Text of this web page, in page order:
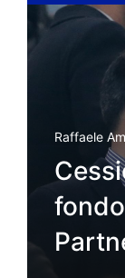
Raffaele